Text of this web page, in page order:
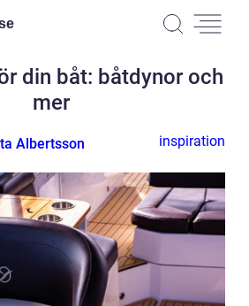
din båt: båtdynor och
mer
Albertsson inspiration